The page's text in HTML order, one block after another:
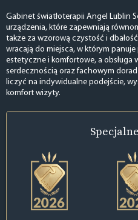
Gabinet światłoterapii Angel Lublin
urządzenia, które zapewniają
także za wzorową czystość i
wracają do miejsca, w którym
estetyczne i komfortowe, a obsługa
serdecznością oraz fachowym
liczyć na indywidualne podejście,
komfort wizyty.
Specjalne